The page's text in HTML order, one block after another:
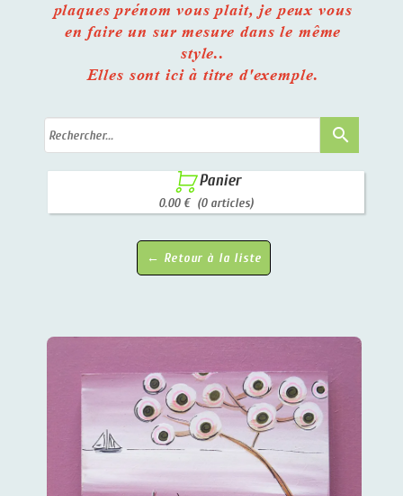
plaques prénom vous plait, je peux vous
en faire un sur mesure dans le même
style..
Elles sont ici à titre d'exemple.
search
 Panier
0.00 € (0 articles)
← Retour à la liste